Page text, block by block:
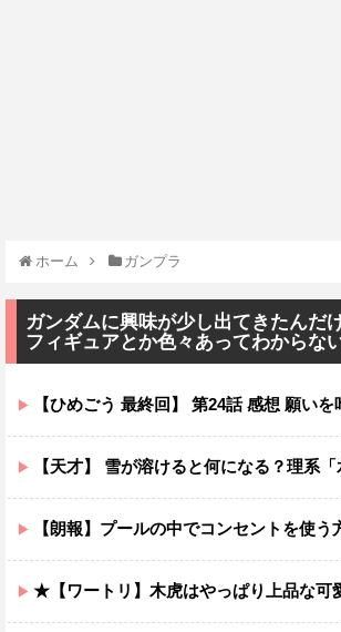
ホーム ガンプラ
ガンダムに興味が少し出てきたんだ
フィギュアとか色々あってわからな
【ひめごう 最終回】 第24話 感想 願いを叶える流星群【姫様
【天才】 雪が溶けると何になる？理系「水になるでしょw」文系ワ
【朗報】プールの中でコンセントを使う方法、
★【ワートリ】木虎はやっぱり上品な可